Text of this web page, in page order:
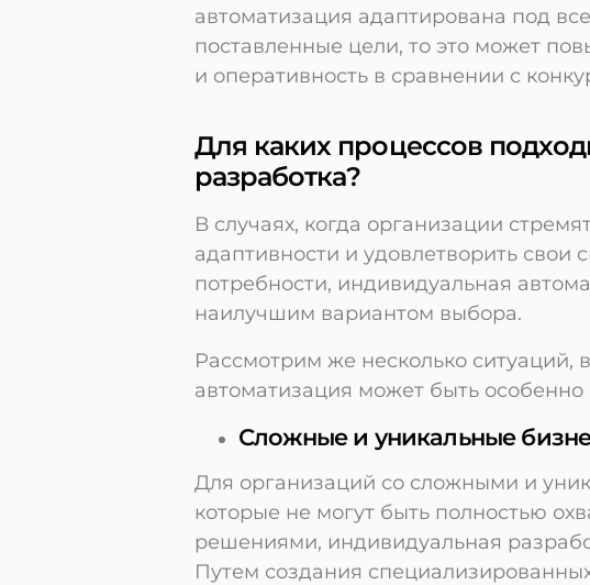
автоматизация адаптирована под
поставленные цели, то это может
и оперативность в сравнении с
Для каких процессов
разработка?
В случаях, когда организации
адаптивности и удовлетворить свои
потребности, индивидуальная
наилучшим вариантом выбора.
Рассмотрим же несколько ситуаций,
автоматизация может быть особенно
Сложные и уникальные
Для организаций со сложными и
которые не могут быть полностью
решениями, индивидуальная
Путем создания